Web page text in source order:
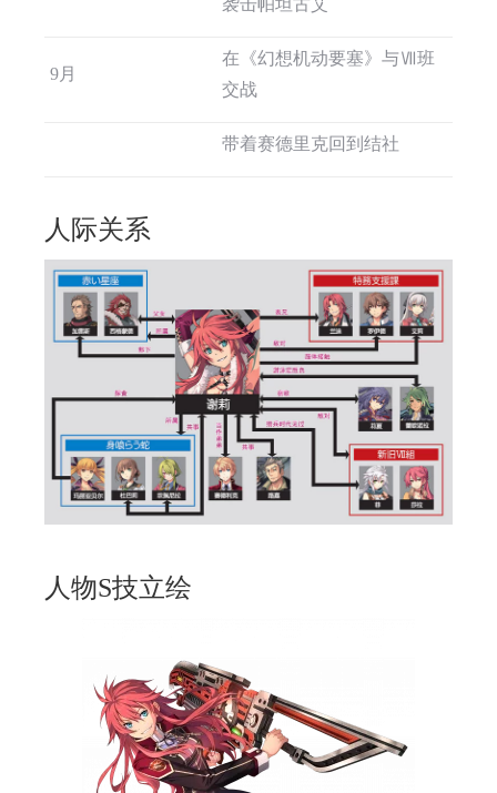
袭击帕坦古艾
9月
在《幻想机动要塞》与Ⅶ班
交战
带着赛德里克回到结社
人际关系
人物S技立绘